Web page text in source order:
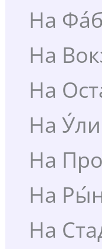
На
На
На
На
На
На
На